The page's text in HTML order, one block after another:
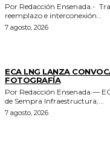
Por Redacción Ensenada.- Tras concluir la primera etapa de la obra de
reemplazo e interconexión...
7 agosto, 2026
ECA LNG LANZA
FOTOGRAFÍA
Por Redacción Ensenada.— ECA LNG, , terminal de licuefacción de gas natural
de Sempra Infraestructura,...
7 agosto, 2026